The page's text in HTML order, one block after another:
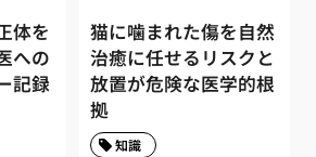
体を
への
記録
猫に噛まれた傷を自然
治癒に任せるリスクと
放置が危険な医学的根
拠
知識